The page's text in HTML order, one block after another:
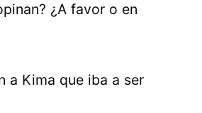
¿A favor o en
a Kima que iba a ser